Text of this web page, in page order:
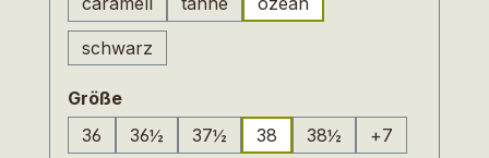
Fußbett aus Naturkork garantiert
natürliches Gehen.Auslaufmodelle und
(Diese Option ist zurzeit nicht
schwarz
Größeauswählen
36
(Diese Option ist zurzeit nicht verfügbar.)
36½
(Diese Option ist zurzeit nicht verfügbar.)
37½
(Diese Option ist zurzeit nicht
38 38½
(Diese Option ist
+7